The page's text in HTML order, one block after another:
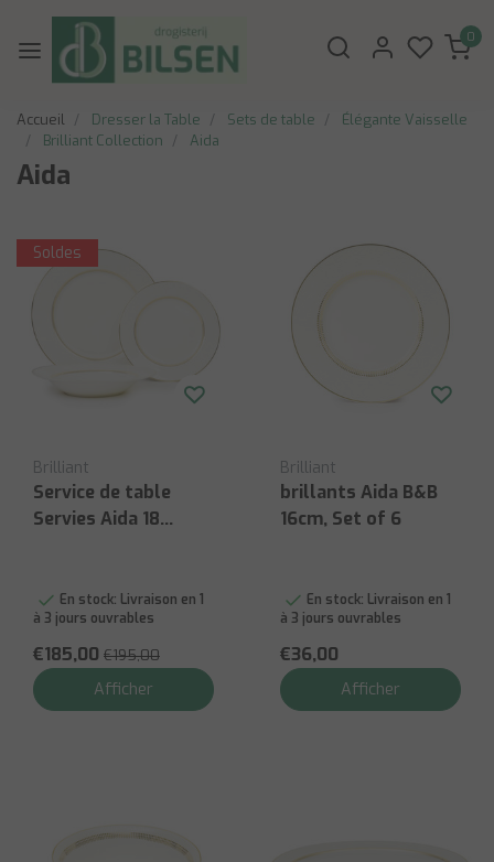
0
Accueil Dresser la Table Sets de table
Élégante Vaisselle
Brilliant Collection
Aida
Aida
Soldes
Brilliant
Service de table
Servies Aida 18
En stock: Livraison en 1
à 3 jours ouvrables
€185,00 €195,00
Afficher
Brilliant
brillants Aida B&B
16cm, Set of 6
En stock: Livraison en 1
à 3 jours ouvrables
€36,00
Afficher